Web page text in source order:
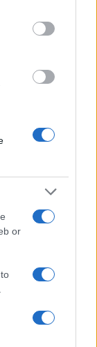
below Google
or
ακόμα οι